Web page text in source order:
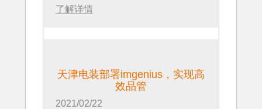
了解详情
天津电装部署imgenius，实现高
效品管
2021/02/22